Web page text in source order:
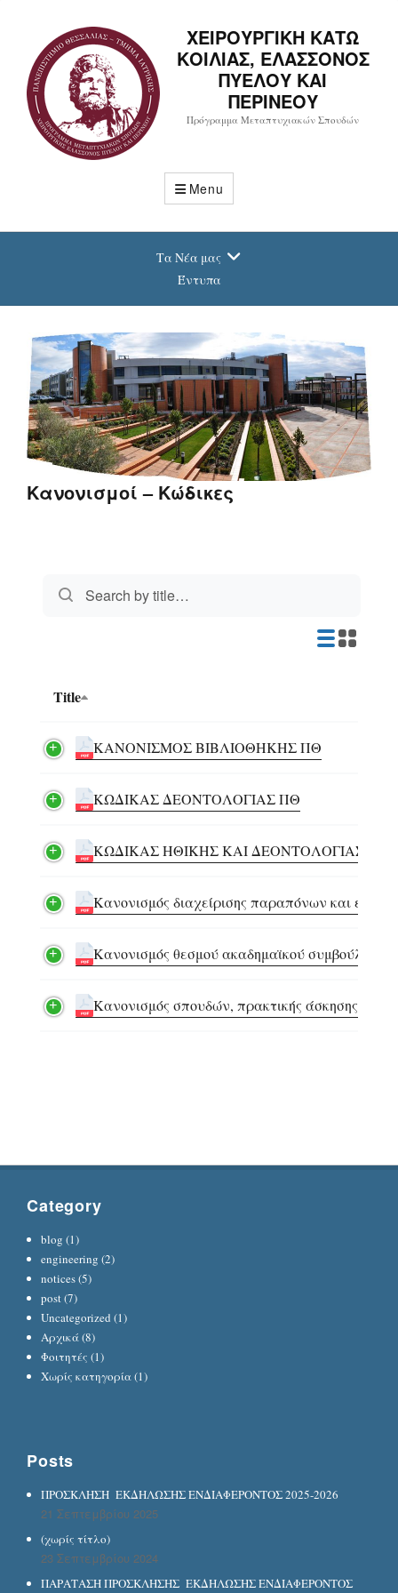
ΧΕΙΡΟΥΡΓΙΚΗ ΚΑΤΩ
ΚΟΙΛΙΑΣ, ΕΛΑΣΣΟΝΟΣ
ΠΥΕΛΟΥ ΚΑΙ
ΠΕΡΙΝΕΟΥ
Πρόγραμμα Μεταπτυχιακών Σπουδών
Menu
Τα Νέα μας
Έντυπα
Κανονισμοί – Κώδικες
Title
ΚΑΝΟΝΙΣΜΟΣ ΒΙΒΛΙΟΘΗΚΗΣ ΠΘ
ΚΩΔΙΚΑΣ ΔΕΟΝΤΟΛΟΓΙΑΣ ΠΘ
ΚΩΔΙΚΑΣ ΗΘΙΚΗΣ ΚΑΙ ΔΕΟΝΤΟΛΟΓΙΑΣ
Κανονισμός διαχείρισης παραπόνων και
Κανονισμός θεσμού ακαδημαϊκού συμβούλου
Κανονισμός σπουδών, πρακτικής άσκησης,
Category
blog (1)
engineering (2)
notices(5)
post(7)
Uncategorized (1)
Αρχικά(8)
Φοιτητές (1)
Χωρίς κατηγορία(1)
Posts
ΠΡΟΣΚΛΗΣΗ ΕΚΔΗΛΩΣΗΣ ΕΝΔΙΑΦΕΡΟΝΤΟΣ 2025-2026
21 Σεπτεμβρίου 2025
(χωρίς τίτλο)
23 Σεπτεμβρίου 2024
ΠΑΡΑΤΑΣΗ ΠΡΟΣΚΛΗΣΗΣ ΕΚΔΗΛΩΣΗΣ ΕΝΔΙΑΦΕΡΟΝΤΟΣ